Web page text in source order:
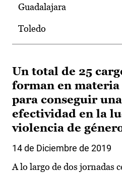
Guadalajara
Toledo
Un total de 25
forman en
para conseguir
efectividad en la
violencia de
14 de Diciembre de 2019
A lo largo de dos jornadas